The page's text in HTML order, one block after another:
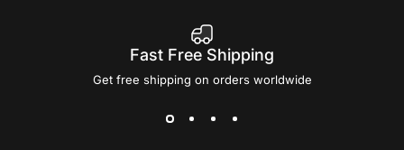
Fast Free Shipping
Get free shipping on orders worldwide